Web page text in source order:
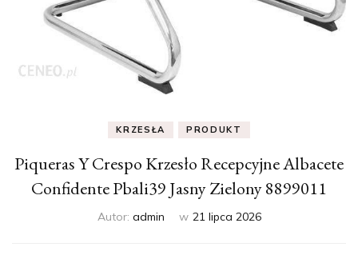
KRZESŁA PRODUKT
Piqueras Y Crespo Krzesło Recepcyjne Albacete
Confidente Pbali39 Jasny Zielony 8899011
Autor: admin w 21 lipca 2026